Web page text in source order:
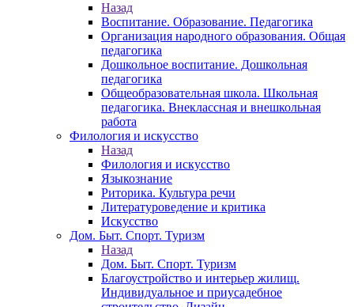
Назад
Воспитание. Образование. Педагогика
Организация народного образования. Общая
педагогика
Дошкольное воспитание. Дошкольная
педагогика
Общеобразовательная школа. Школьная
педагогика. Внеклассная и внешкольная
работа
Филология и искусство
Назад
Филология и искусство
Языкознание
Риторика. Культура речи
Литературоведение и критика
Искусство
Дом. Быт. Спорт. Туризм
Назад
Дом. Быт. Спорт. Туризм
Благоустройство и интерьер жилищ.
Индивидуальное и приусадебное